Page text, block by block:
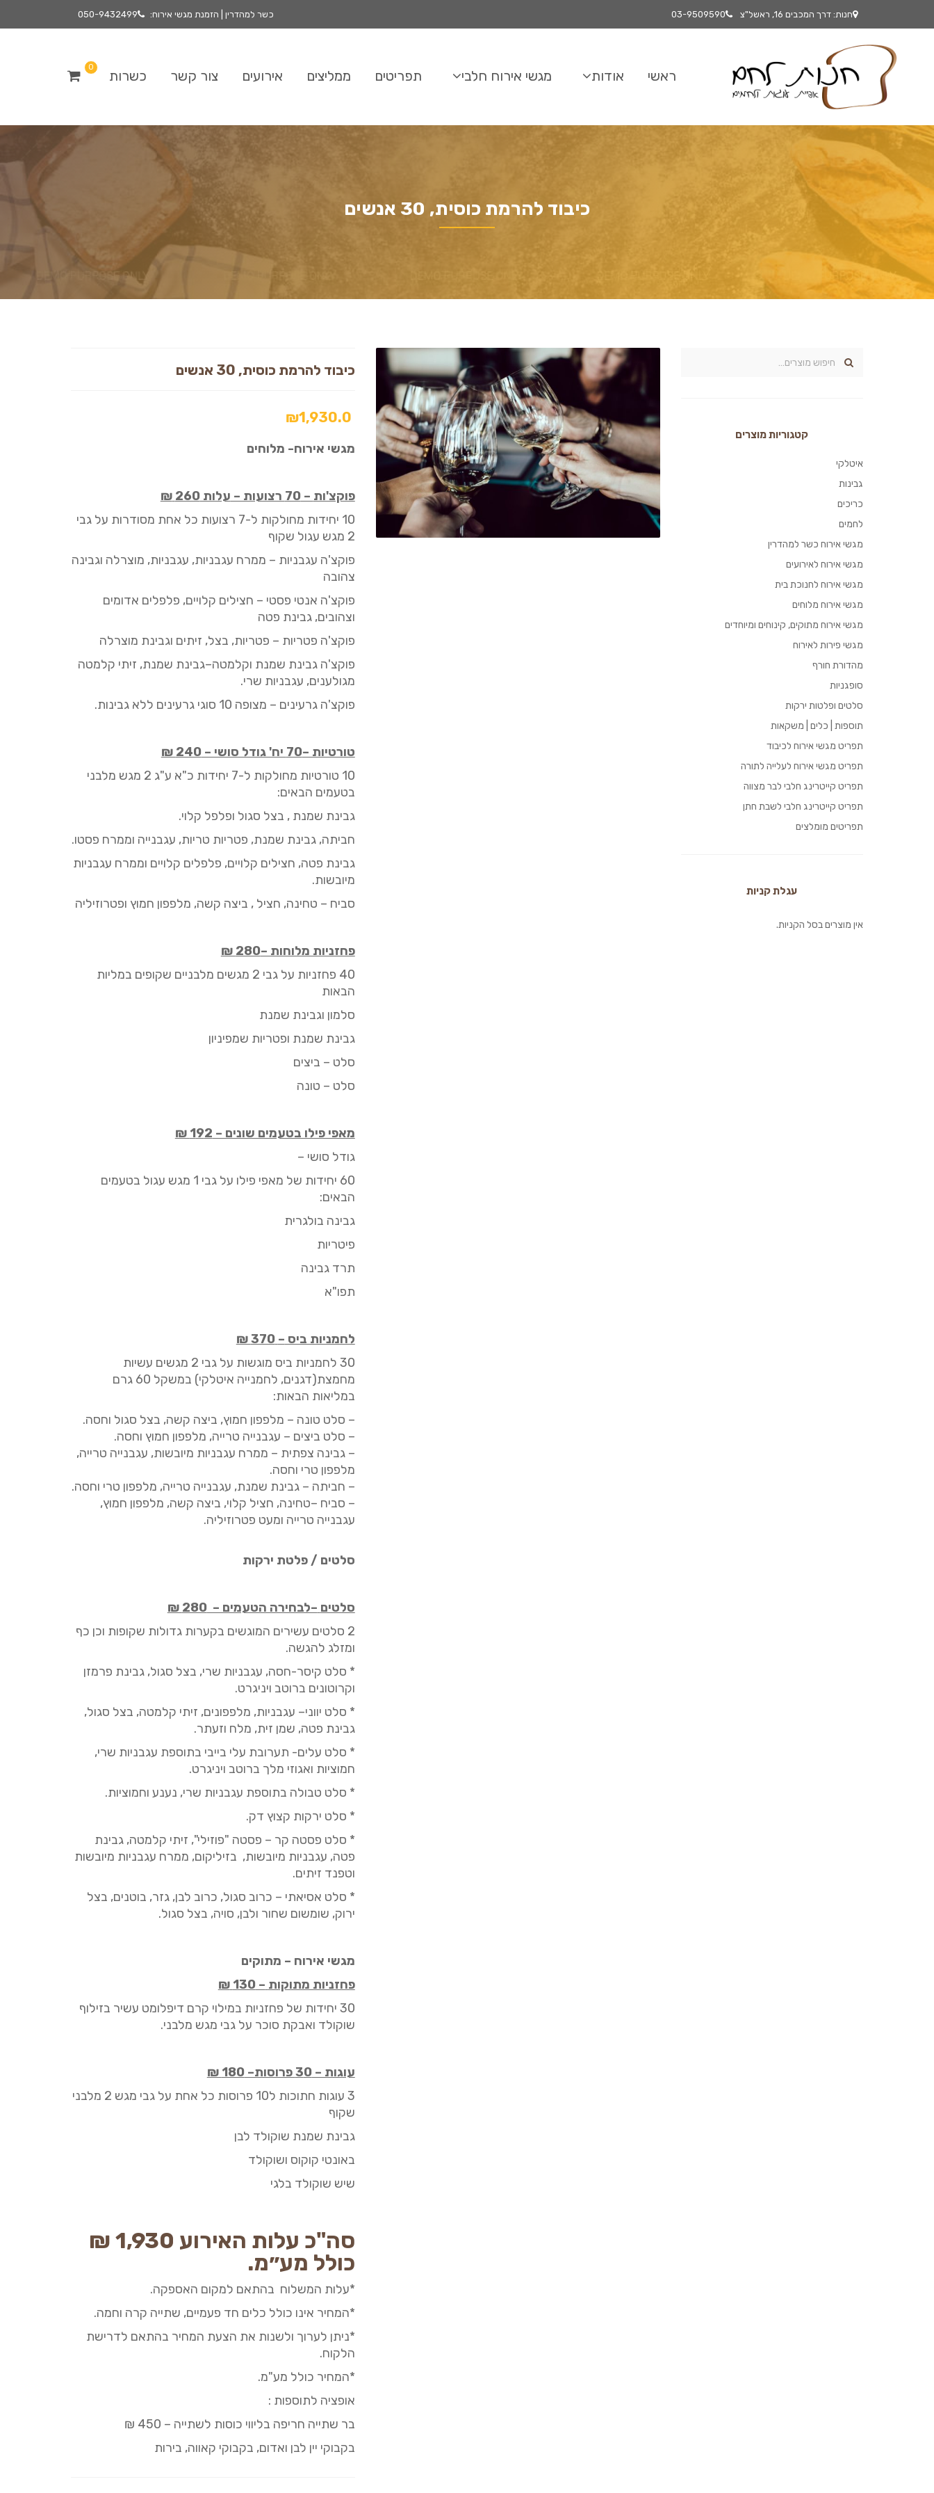
כשר למהדרין | הזמנת מגשי אירוח: 050-9432499 חנות: דרך המכבים 16, ראשל"צ 03-9509590
ראשי אודות מגשי אירוח חלבי תפריטים ממליצים אירועים צור קשר כשרות
0
כיבוד להרמת כוסית, 30 אנשים
כיבוד להרמת כוסית, 30 אנשים
₪1,930.0
מגשי אירוח- מלוחים
פוקצ'ות –
70 רצועות – עלות260
₪
10 יחידות מחולקות ל-7 רצועות כל אחת מסודרות על גבי
2 מגש עגול שקוף
פוקצ'ה עגבניות – ממרח עגבניות, עגבניות, מוצרלה וגבינה
צהובה
פוקצ'ה אנטי פסטי – חצילים קלויים, פלפלים אדומים
וצהובים, גבינת פטה
פוקצ'ה פטריות – פטריות, בצל, זיתים וגבינת מוצרלה
פוקצ'ה גבינת שמנת וקלמטה–גבינת שמנת, זיתי קלמטה
מגולענים, עגבניות שרי.
פוקצ'ה גרעינים – מצופה 10 סוגי גרעינים ללא גבינות.
טורטיות –70 יח' גודל סושי –240
₪
10 טורטיות מחולקות ל-7 יחידות כ"א ע"ג 2 מגש מלבני
בטעמים הבאים:
גבינת שמנת , בצל סגול ופלפל קלוי.
חביתה, גבינת שמנת, פטריות טריות, עגבנייה וממרח פסטו.
גבינת פטה, חצילים קלויים, פלפלים קלויים וממרח עגבניות
מיובשות.
סביח – טחינה, חציל , ביצה קשה, מלפפון חמוץ ופטרוזיליה
פחזניות מלוחות –280
₪
40 פחזניות על גבי 2 מגשים מלבניים שקופים במליות
הבאות
סלמון וגבינת שמנת
גבינת שמנת ופטריות שמפיניון
סלט – ביצים
סלט – טונה
מאפי פילו בטעמים שונים – 192
₪
גודל סושי –
60 יחידות של מאפי פילו על גבי 1 מגש עגול בטעמים
הבאים:
גבינה בולגרית
פיטריות
תרד גבינה
תפו"א
לחמניות ביס –
370
₪
30 לחמניות ביס מוגשות על גבי 2 מגשים עשיות
מחמצת(דגנים, לחמנייה איטלקי
) במשקל 60 גרם
במליאות הבאות:
– סלט טונה – מלפפון חמוץ, ביצה קשה, בצל סגול וחסה.
– סלט ביצים – עגבנייה טרייה, מלפפון חמוץ וחסה.
–גבינה צפתית – ממרח עגבניות מיובשות, עגבנייה טרייה,
מלפפון טרי וחסה.
– חביתה – גבינת שמנת, עגבנייה טרייה, מלפפון טרי וחסה.
– סביח –טחינה, חציל קלוי, ביצה קשה, מלפפון חמוץ,
עגבנייה טרייה ומעט פטרוזיליה.
סלטים / פלטת ירקות
סלטים –לבחירה הטעמים –280
₪
2 סלטים עשירים המוגשים בקערות גדולות שקופות וכן כף
ומזלג להגשה.
* סלט קיסר-חסה, עגבניות שרי, בצל סגול, גבינת פרמזן
וקרוטונים ברוטב ויניגרט.
* סלט יווני– עגבניות, מלפפונים, זיתי קלמטה, בצל סגול,
גבינת פטה, שמן זית, מלח וזעתר.
* סלט עלים- תערובת עלי בייבי בתוספת עגבניות שרי,
חמוציות ואגוזי מלך ברוטב ויניגרט.
* סלט טבולה בתוספת עגבניות שרי, נענע וחמוציות.
* סלט ירקות קצוץ דק.
* סלט פסטה קר – פסטה "פוזילי", זיתי קלמטה, גבינת
פטה, עגבניות מיובשות, בזיליקום, ממרח עגבניות מיובשות
וטפנד זיתים.
* סלט אסיאתי – כרוב סגול, כרוב לבן, גזר, בוטנים, בצל
ירוק, שומשום שחור ולבן, סויה, בצל סגול.
מגשי אירוח – מתוקים
פחזניות מתוקות –
130
₪
30 יחידות של פחזניות במילוי קרם דיפלומט עשיר בזילוף
שוקולד ואבקת סוכר על גבי מגש מלבני.
עוגות – 30 פרוסות– 180
₪
3 עוגות חתוכות ל10 פרוסות כל אחת על גבי מגש
מלבני
שקוף
גבינת שמנת שוקולד לבן
באונטי קוקוס ושוקולד
שיש שוקולד בלגי
סה"כ עלות האירוע 1,930
₪
כולל מע״מ.
*עלות המשלוח בהתאם למקום האספקה.
*המחיר אינו כולל כלים חד פעמיים, שתייה קרה וחמה.
*ניתן לערוך ולשנות את הצעת המחיר בהתאם לדרישת
הלקוח.
*המחיר כולל מע"מ.
אופציה לתוספות :
בר שתייה חריפה בליווי כוסות לשתייה –
בקבוקי יין לבן ואדום, בקבוקי קאווה, בירות
קטגוריות מוצרים
איטלקי
גבינות
כריכים
לחמים
מגשי אירוח כשר למהדרין
מגשי אירוח לאירועים
מגשי אירוח לחנוכת בית
מגשי אירוח מלוחים
מגשי אירוח מתוקים, קינוחים ומיוחדים
מגשי פירות לאירוח
מהדורת חורף
סופגניות
סלטים ופלטות ירקות
תוספות | כלים | משקאות
תפריט מגשי אירוח לכיבוד
תפריט מגשי אירוח לעלייה לתורה
תפריט קייטרינג חלבי לבר מצווה
תפריט קייטרינג חלבי לשבת חתן
תפריטים מומלצים
עגלת קניות
אין מוצרים בסל הקניות.